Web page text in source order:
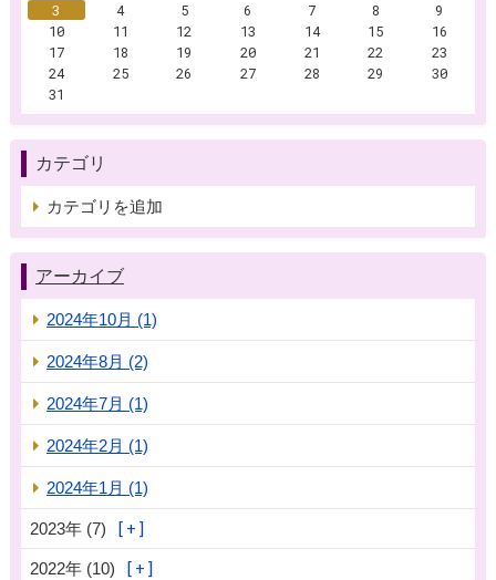
3
4 5 6 7 8
9
10
11 12 13 14 15
16
17
18 19 20 21 22
23
24
25 26 27 28 29
30
31
カテゴリ
カテゴリを追加
アーカイブ
2024年10月 (1)
2024年8月 (2)
2024年7月 (1)
2024年2月 (1)
2024年1月 (1)
2023年 (7)
2022年 (10)